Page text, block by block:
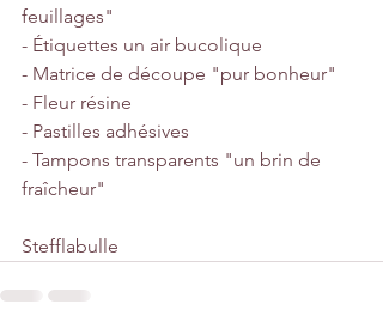
feuillages"
- Étiquettes un air bucolique
- Matrice de découpe "pur bonheur"
- Fleur résine
- Pastilles adhésives
- Tampons transparents "un brin de
fraîcheur"
Stefflabulle